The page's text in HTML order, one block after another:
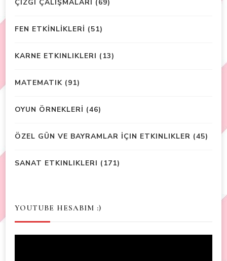
ÇIZGI ÇALIŞMALARI (69)
FEN ETKİNLİKLERİ (51)
KARNE ETKINLIKLERI (13)
MATEMATIK (91)
OYUN ÖRNEKLERİ (46)
ÖZEL GÜN VE BAYRAMLAR İÇIN ETKINLIKLER (45)
SANAT ETKINLIKLERI (171)
YOUTUBE HESABIM :)